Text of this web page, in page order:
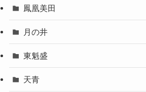
鳳凰美田
月の井
東魁盛
天青